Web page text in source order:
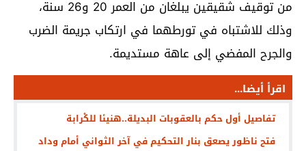
من توقيف شقيقين يبلغان من العمر 20 و26 سنة،
وذلك للاشتباه في تورطهما في ارتكاب جريمة الضرب
والجرح المفضي إلى عاهة مستديمة.
اقرأ أيضا...
تفاصيل أول حكم بالعقوبات البديلة..هنيئا للكْرابة
فتح ناظور يصعق بنار التحكيم في آخر الثواني أمام وداد